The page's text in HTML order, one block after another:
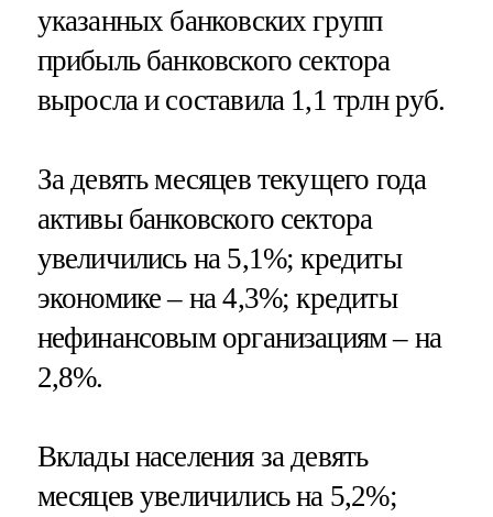
указанных банковских групп
прибыль банковского сектора
выросла и составила 1,1 трлн руб.
За девять месяцев текущего года
активы банковского сектора
увеличились на 5,1%; кредиты
экономике – на 4,3%; кредиты
нефинансовым организациям – на
2,8%.
Вклады населения за девять
месяцев увеличились на 5,2%;